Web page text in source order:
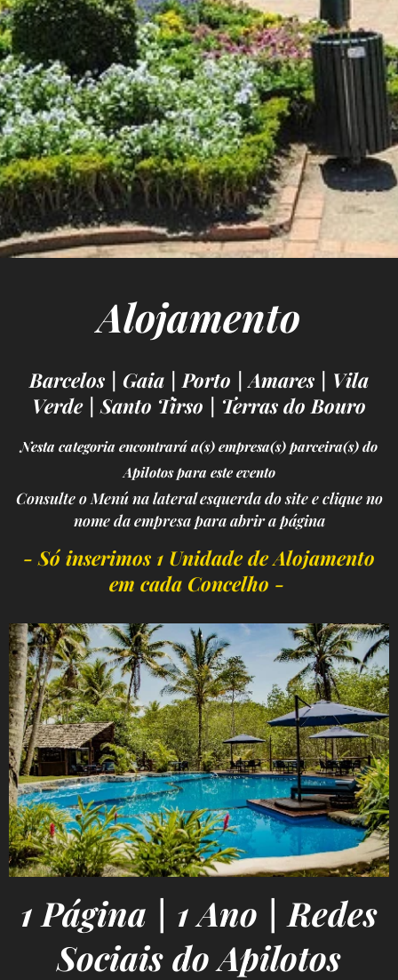
Alojamento
Barcelos | Gaia | Porto | Amares | Vila
Verde | Santo Tirso | Terras do Bouro
Nesta categoria encontrará a(s) empresa(s) parceira(s) do
Apilotos para este evento
Consulte o Menú na lateral esquerda do site e clique no
nome da empresa para abrir a página
- Só inserimos 1 Unidade de Alojamento
em cada Concelho -
1 Página | 1 Ano | Redes
Sociais do Apilotos